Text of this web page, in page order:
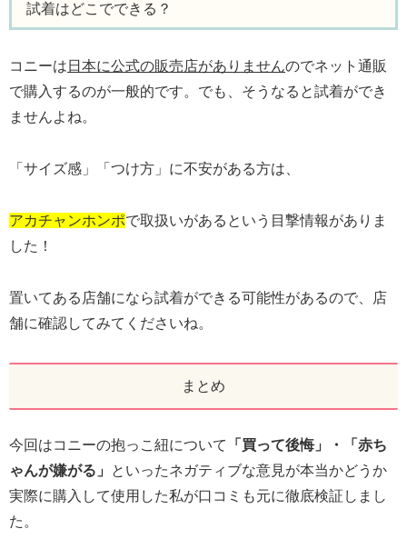
試着はどこでできる？
コニーは 日本に公式の販売店がありませんのでネット通販
で購入するのが一般的です。でも、そうなると試着ができ
ませんよね。
「サイズ感」「つけ方」に不安がある方は、
アカチャンホンポで取扱いがあるという目撃情報がありま
した！
置いてある店舗になら試着ができる可能性があるので、店
舗に確認してみてくださいね。
まとめ
今回はコニーの抱っこ紐について
「買って後悔」・「赤ち
ゃんが嫌がる」
といったネガティブな意見が本当かどうか
実際に購入して使用した私が口コミも元に徹底検証しまし
た。